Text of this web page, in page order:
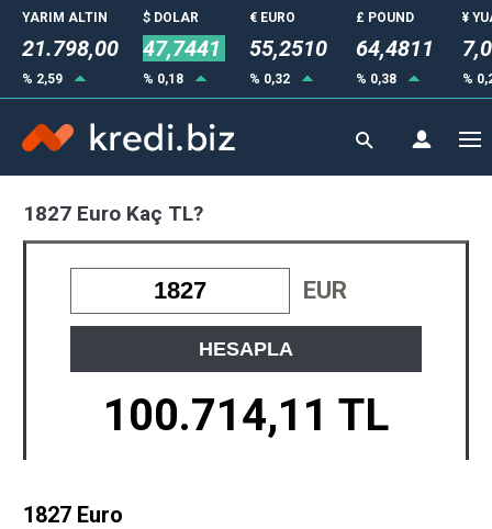
YARIM ALTIN
21.798,00
% 2,59
$ DOLAR
47,7441
% 0,18
€ EURO
55,2510
% 0,32
£ POUND
64,4811
% 0,38
¥
%
1827 Euro Kaç TL?
EUR
HESAPLA
100.714,11 TL
1827 Euro